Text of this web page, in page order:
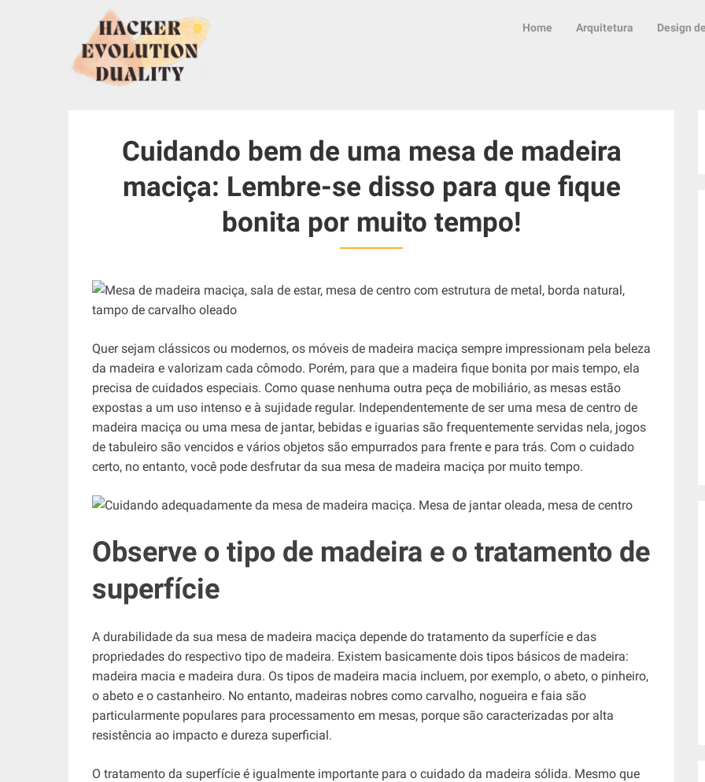
Home Arquitetura Design
Cuidando bem de uma mesa de madeira
maciça: Lembre-se disso para que fique
bonita por muito tempo!
Quer sejam clássicos ou modernos, os móveis de madeira maciça sempre impressionam pela beleza
da madeira e valorizam cada cômodo. Porém, para que a madeira fique bonita por mais tempo, ela
precisa de cuidados especiais. Como quase nenhuma outra peça de mobiliário, as mesas estão
expostas a um uso intenso e à sujidade regular. Independentemente de ser uma mesa de centro de
madeira maciça ou uma mesa de jantar, bebidas e iguarias são frequentemente servidas nela, jogos
de tabuleiro são vencidos e vários objetos são empurrados para frente e para trás. Com o cuidado
certo, no entanto, você pode desfrutar da sua mesa de madeira maciça por muito tempo.
Observe o tipo de madeira e o tratamento de
superfície
A durabilidade da sua mesa de madeira maciça depende do tratamento da superfície e das
propriedades do respectivo tipo de madeira. Existem basicamente dois tipos básicos de madeira:
madeira macia e madeira dura. Os tipos de madeira macia incluem, por exemplo, o abeto, o pinheiro,
o abeto e o castanheiro. No entanto, madeiras nobres como carvalho, nogueira e faia são
particularmente populares para processamento em mesas, porque são caracterizadas por alta
resistência ao impacto e dureza superficial.
O tratamento da superfície é igualmente importante para o cuidado da madeira sólida. Mesmo que